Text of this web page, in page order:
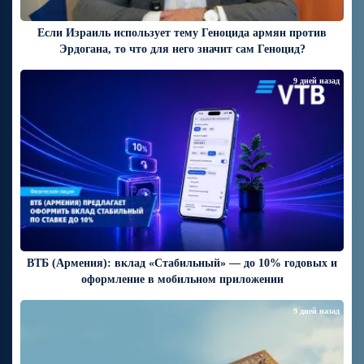
Если Израиль использует тему Геноцида армян против
Эрдогана, то что для него значит сам Геноцид?
ВТБ (Армения): вклад «Стабильный» — до 10% годовых и
оформление в мобильном приложении
9 дней назад
9 дней назад